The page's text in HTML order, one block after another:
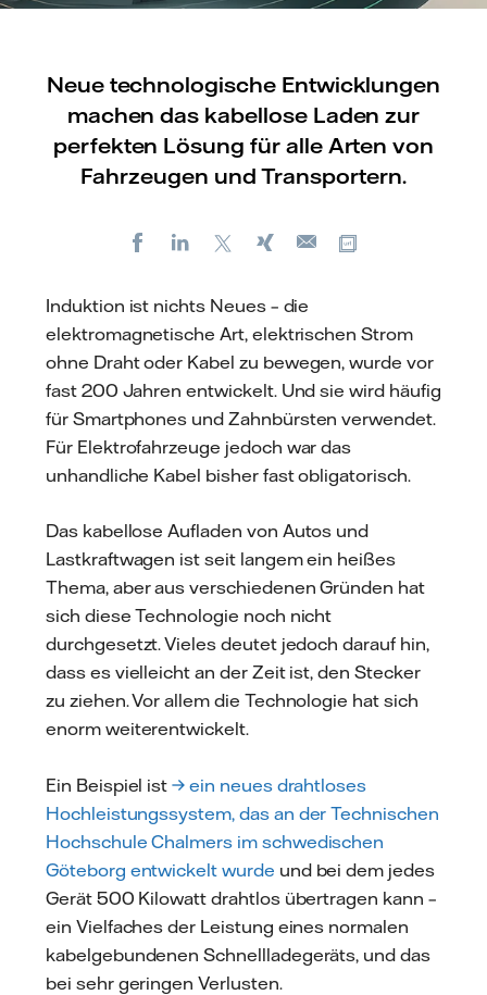
Neue technologische Entwicklungen
machen das kabellose Laden zur
perfekten Lösung für alle Arten von
Fahrzeugen und Transportern.
FacebookLinkedIn Xing
E-
Induktion ist nichts Neues – die
elektromagnetische Art, elektrischen Strom
ohne Draht oder Kabel zu bewegen, wurde vor
fast 200 Jahren entwickelt. Und sie wird häufig
für Smartphones und Zahnbürsten verwendet.
Für Elektrofahrzeuge jedoch war das
unhandliche Kabel bisher fast obligatorisch.
Das kabellose Aufladen von Autos und
Lastkraftwagen ist seit langem ein heißes
Thema, aber aus verschiedenen Gründen hat
sich diese Technologie noch nicht
durchgesetzt. Vieles deutet jedoch darauf hin,
dass es vielleicht an der Zeit ist, den Stecker
zu ziehen. Vor allem die Technologie hat sich
enorm weiterentwickelt.
Ein Beispiel ist→ ein neues drahtloses
Hochleistungssystem, das an der Technischen
Hochschule Chalmers im schwedischen
Göteborg entwickelt wurde und bei dem jedes
Gerät 500 Kilowatt drahtlos übertragen kann –
ein Vielfaches der Leistung eines normalen
kabelgebundenen Schnellladegeräts, und das
bei sehr geringen Verlusten.